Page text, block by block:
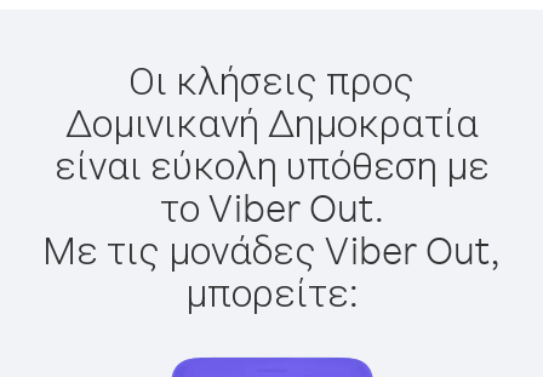
Οι κλήσεις προς
Δομινικανή Δημοκρατία
είναι εύκολη υπόθεση με
το Viber Out.
Με τις μονάδες Viber Out,
μπορείτε: